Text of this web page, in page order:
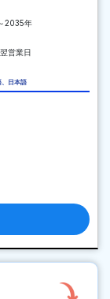
2035年
営業日
、日本語